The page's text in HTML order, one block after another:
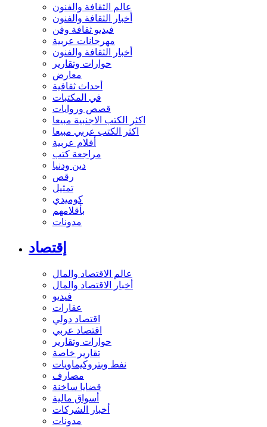
عالم الثقافة والفنون
أخبار الثقافة والفنون
فيديو ثقافة وفن
مهرجانات عربية
أخبار الثقافة والفنون
حوارات وتقارير
معارض
أحداث ثقافية
في المكتبات
قصص وروايات
اكثر الكتب الاجنبية مبيعا
اكثر الكتب عربي مبيعا
أفلام عربية
مراجعة كتب
دين ودنيا
رقص
تمثيل
كوميدي
بأقلامهم
مدونات
إقتصاد
عالم الاقتصاد والمال
أخبار الاقتصاد والمال
فيديو
عقارات
اقتصاد دولي
اقتصاد عربي
حوارات وتقارير
تقارير خاصة
نفط وبتروكيماويات
مصارف
قضايا ساخنة
أسواق مالية
أخبار الشركات
مدونات